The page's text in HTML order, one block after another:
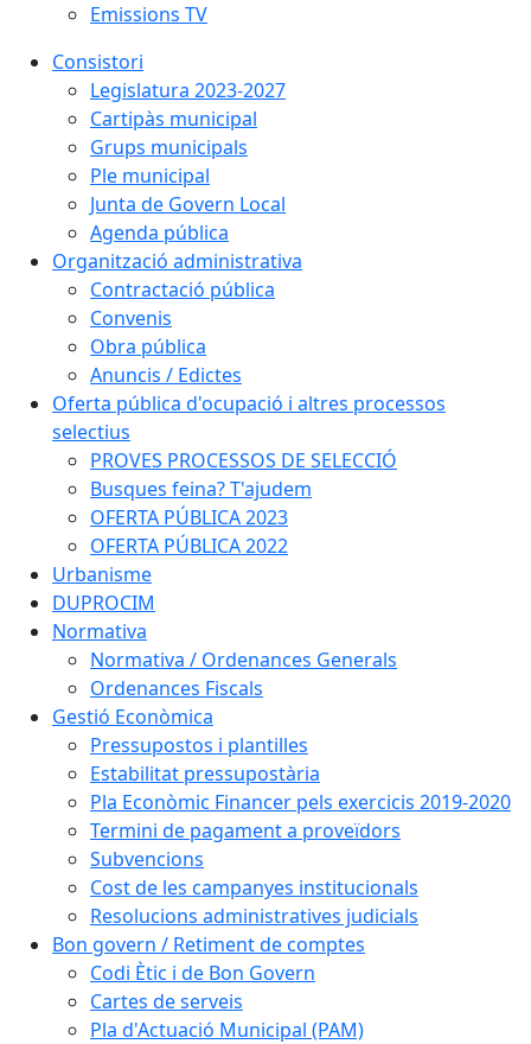
Emissions TV
Consistori
Legislatura 2023-2027
Cartipàs municipal
Grups municipals
Ple municipal
Junta de Govern Local
Agenda pública
Organització administrativa
Contractació pública
Convenis
Obra pública
Anuncis / Edictes
Oferta pública d'ocupació i altres processos
selectius
PROVES PROCESSOS DE SELECCIÓ
Busques feina? T'ajudem
OFERTA PÚBLICA 2023
OFERTA PÚBLICA 2022
Urbanisme
DUPROCIM
Normativa
Normativa / Ordenances Generals
Ordenances Fiscals
Gestió Econòmica
Pressupostos i plantilles
Estabilitat pressupostària
Pla Econòmic Financer pels exercicis 2019-2020
Termini de pagament a proveïdors
Subvencions
Cost de les campanyes institucionals
Resolucions administratives judicials
Bon govern / Retiment de comptes
Codi Ètic i de Bon Govern
Cartes de serveis
Pla d'Actuació Municipal (PAM)